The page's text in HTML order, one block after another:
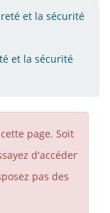
et la sécurité
page. Soit
d'accéder
pas des